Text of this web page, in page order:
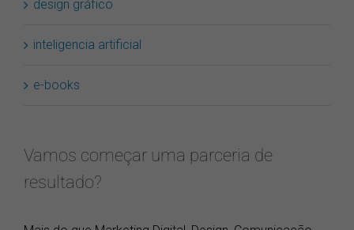
design gráfico
inteligencia artificial
Vamos começar uma parceria de
resultado?